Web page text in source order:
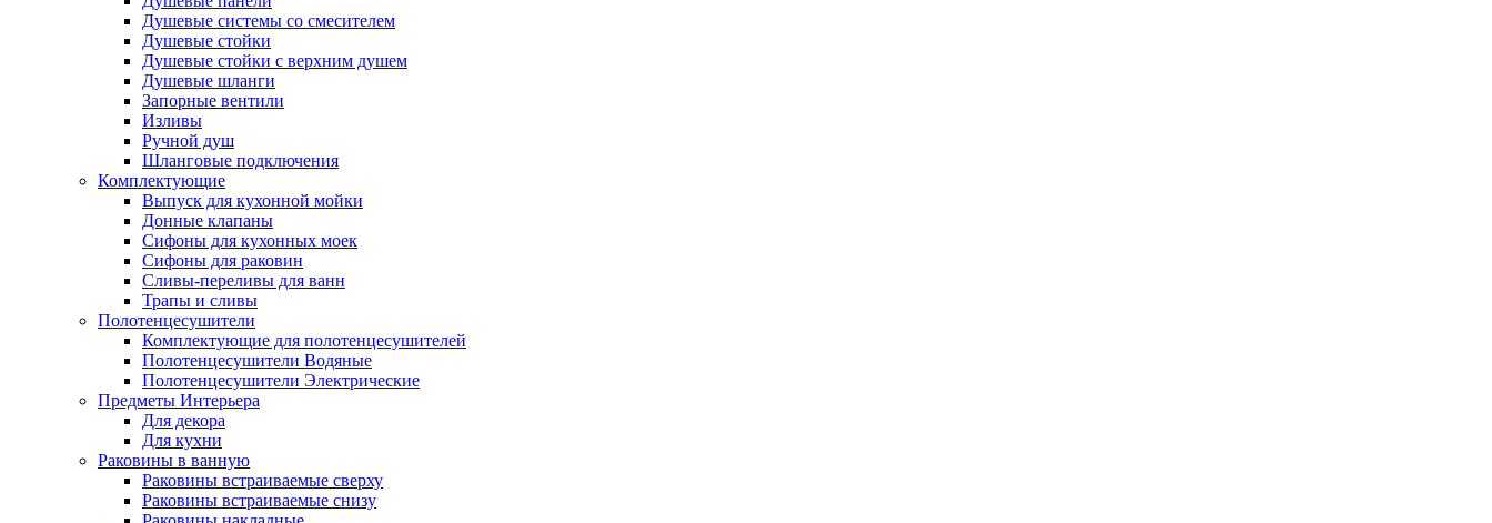
Душевые системы со смесителем
Душевые стойки
Душевые стойки с верхним душем
Душевые шланги
Запорные вентили
Изливы
Ручной душ
Шланговые подключения
Комплектующие
Выпуск для кухонной мойки
Донные клапаны
Сифоны для кухонных моек
Сифоны для раковин
Сливы-переливы для ванн
Трапы и сливы
Полотенцесушители
Комплектующие для полотенцесушителей
Полотенцесушители Водяные
Полотенцесушители Электрические
Предметы Интерьера
Для декора
Для кухни
Раковины в ванную
Раковины встраиваемые сверху
Раковины встраиваемые снизу